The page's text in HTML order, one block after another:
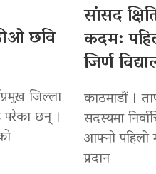
छवि
जिल्ला
परेका छन् ।
सांसद
कदम:
जिर्ण
काठमाडौं ।
सदस्यमा
आफ्नो पहिलो
प्रदान